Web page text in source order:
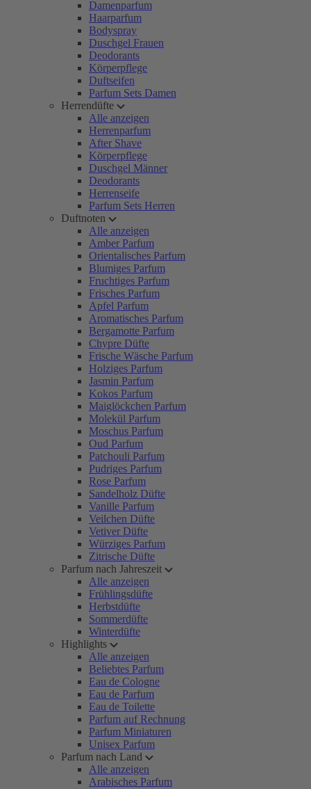
Damenparfum
Haarparfum
Bodyspray
Duschgel Frauen
Deodorants
Körperpflege
Duftseifen
Parfum Sets Damen
Herrendüfte
Alle anzeigen
Herrenparfum
After Shave
Körperpflege
Duschgel Männer
Deodorants
Herrenseife
Parfum Sets Herren
Duftnoten
Alle anzeigen
Amber Parfum
Orientalisches Parfum
Blumiges Parfum
Fruchtiges Parfum
Frisches Parfum
Apfel Parfum
Aromatisches Parfum
Bergamotte Parfum
Chypre Düfte
Frische Wäsche Parfum
Holziges Parfum
Jasmin Parfum
Kokos Parfum
Maiglöckchen Parfum
Molekül Parfum
Moschus Parfum
Oud Parfum
Patchouli Parfum
Pudriges Parfum
Rose Parfum
Sandelholz Düfte
Vanille Parfum
Veilchen Düfte
Vetiver Düfte
Würziges Parfum
Zitrische Düfte
Parfum nach Jahreszeit
Alle anzeigen
Frühlingsdüfte
Herbstdüfte
Sommerdüfte
Winterdüfte
Highlights
Alle anzeigen
Beliebtes Parfum
Eau de Cologne
Eau de Parfum
Eau de Toilette
Parfum auf Rechnung
Parfum Miniaturen
Unisex Parfum
Parfum nach Land
Alle anzeigen
Arabisches Parfum